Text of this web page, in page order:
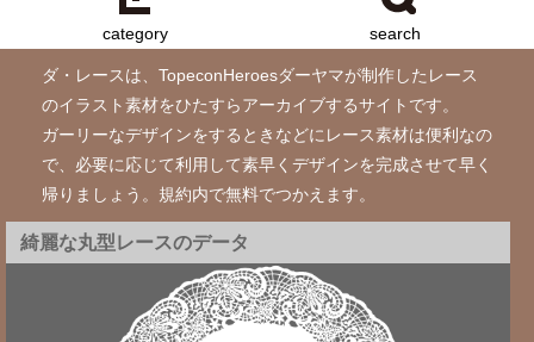
category search
ダ・レースは、TopeconHeroesダーヤマが制作したレース
のイラスト素材をひたすらアーカイブするサイトです。
ガーリーなデザインをするときなどにレース素材は便利なの
で、必要に応じて利用して素早くデザインを完成させて早く
帰りましょう。規約内で無料でつかえます。
綺麗な丸型レースのデータ